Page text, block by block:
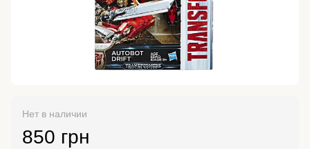
Нет в наличии
850 грн